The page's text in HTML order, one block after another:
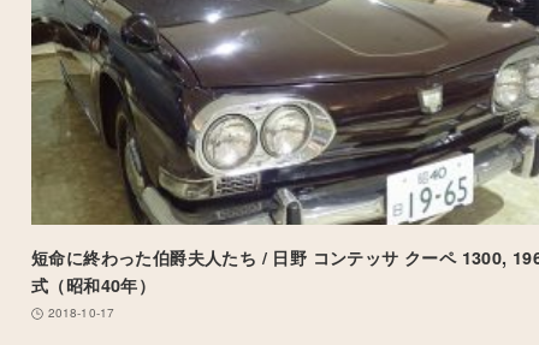
短命に終わった伯爵夫人たち / 日野 コンテッサ クーペ 1300,
式（昭和40年）
2018-10-17